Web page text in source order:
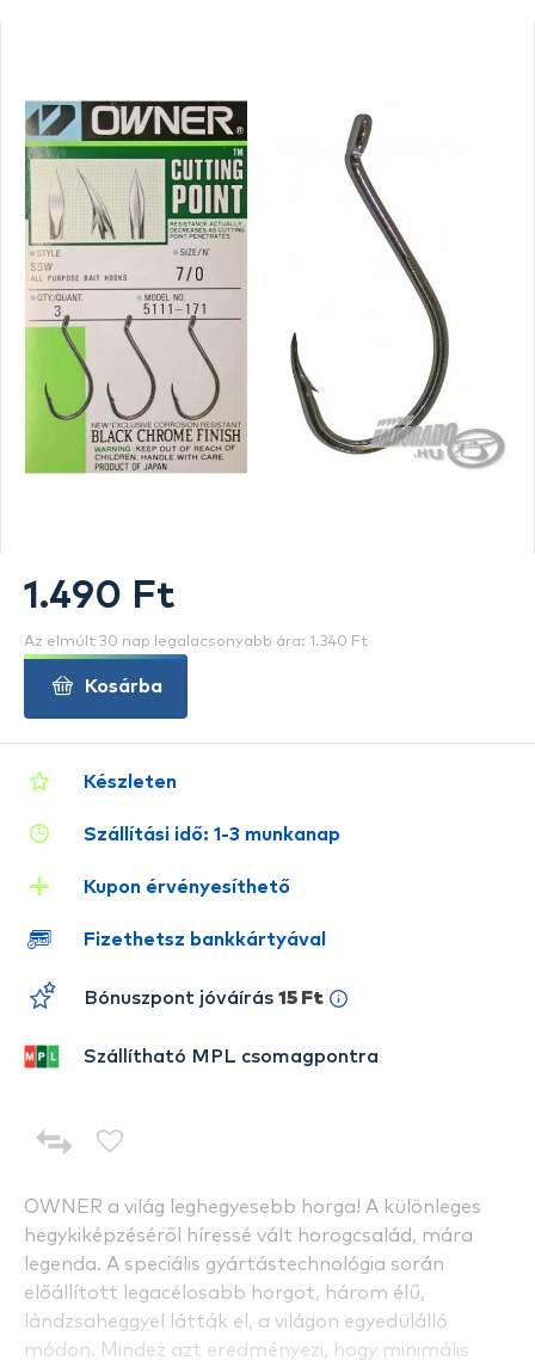
OWNER a világ leghegyesebb horga! A különleges
hegykiképzéséről híressé vált horogcsalád, mára
legenda. A speciális gyártástechnológia során
előállított legacélosabb horgot, három élű,
lándzsaheggyel látták el, a világon egyedülálló
módon. Mindez azt eredményezi, hogy minimális
Készleten
Szállítási idő: 1-3 munkanap
Kupon érvényesíthető
Fizethetsz bankkártyával
Bónuszpont jóváírás 15 Ft
Szállítható MPL csomagpontra
1.490 Ft
Az elmúlt 30 nap legalacsonyabb ára: 1.340 Ft
Kosárba